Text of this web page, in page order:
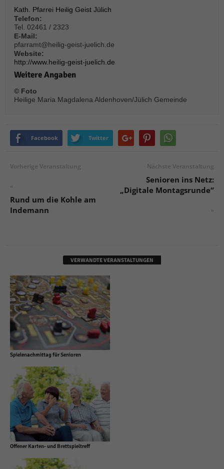
Kath. Pfarrei Heilig Geist Jülich
Telefon:
Tel. 02461 / 2323
E-Mail:
pfarramt@heilig-geist-juelich.de
Website:
http://www.heilig-geist-juelich.de
Weitere Angaben
© Foto
Heilige Maria Magdalena Aldenhoven/Jülich Gemeinde
Facebook Twitter
Vorherige Veranstaltung
«
Rund um die Kohle am
Indemann
Nächste Veranstaltung
Senioren ins Netz:
„Digitale Montagsrunde“
»
VERWANDTE VERANSTALTUNGEN
Spielenachmittag für Senioren
Offener Karten- und Brettspieltreff